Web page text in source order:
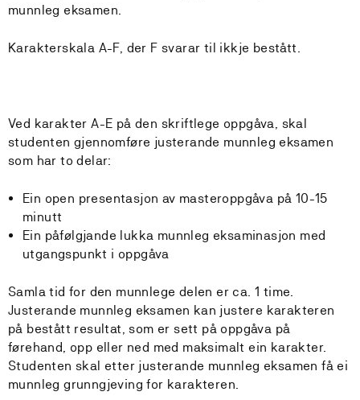
munnleg eksamen.
Karakterskala A-F, der F svarar til ikkje bestått.
Ved karakter A-E på den skriftlege oppgåva, skal
studenten gjennomføre justerande munnleg eksamen
som har to delar:
Ein open presentasjon av masteroppgåva på 10-15
minutt
Ein påfølgjande lukka munnleg eksaminasjon med
utgangspunkt i oppgåva
Samla tid for den munnlege delen er ca. 1 time.
Justerande munnleg eksamen kan justere karakteren
på bestått resultat, som er sett på oppgåva på
førehand, opp eller ned med maksimalt ein karakter.
Studenten skal etter justerande munnleg eksamen få ei
munnleg grunngjeving for karakteren.